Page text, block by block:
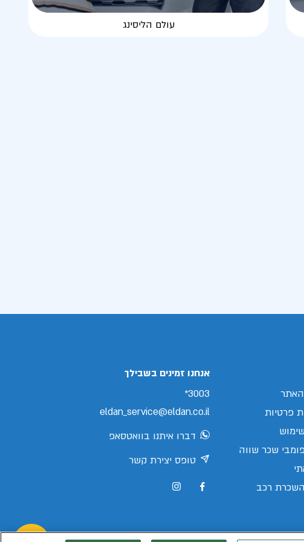
עולם הליסינג
פרטיות
שכר שווה
רכב
אנחנו זמינים בשבילך
3003*
eldan_service@eldan.co.il
דברו איתנו בוואטסאפ
טופס יצירת קשר